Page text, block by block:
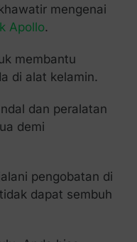
mengenai
Apollo.
membantu
di alat kelamin.
dan peralatan
demi
pengobatan di
dapat sembuh